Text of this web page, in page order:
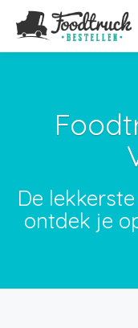
De
ontdek je